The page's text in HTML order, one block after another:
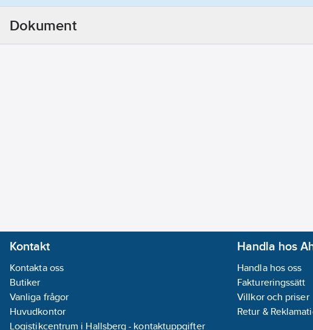
Dokument
Kontakt
Kontakta oss
Butiker
Vanliga frågor
Huvudkontor
Logistikcentrum i Hallsberg - kontaktuppgifter
Handla hos
Handla hos oss
Faktureringssätt
Villkor och priser
Retur &